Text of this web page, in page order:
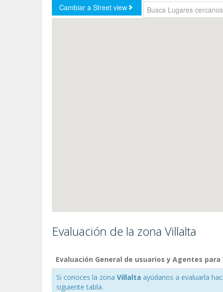
Evaluación de la zona Villalta
Evaluación General de usuarios y Agentes
Si conoces la zona Villalta ayúdanos a evaluarla
siguiente tabla.